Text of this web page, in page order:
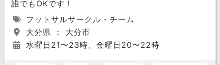
誰でもOKです！
フットサルサークル・チーム
大分県 ： 大分市
水曜日21〜23時、金曜日20〜22時